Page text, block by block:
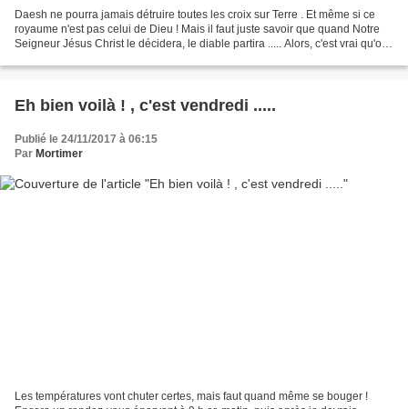
Daesh ne pourra jamais détruire toutes les croix sur Terre . Et même si ce
royaume n'est pas celui de Dieu ! Mais il faut juste savoir que quand Notre
Seigneur Jésus Christ le décidera, le diable partira ..... Alors, c'est vrai qu'on
Eh bien voilà ! , c'est vendredi .....
Publié le 24/11/2017 à 06:15
Par Mortimer
Les températures vont chuter certes, mais faut quand même se bouger !